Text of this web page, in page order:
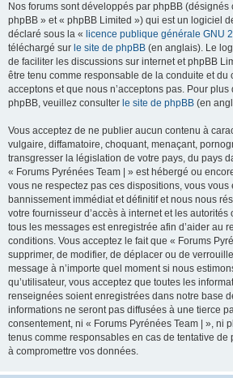
Nos forums sont développés par phpBB (désignés
phpBB » et « phpBB Limited ») qui est un logiciel
déclaré sous la « licence publique générale GNU
téléchargé sur le site de phpBB (en anglais). Le
de faciliter les discussions sur internet et phpBB
être tenu comme responsable de la conduite et du
acceptons et que nous n’acceptons pas. Pour plus
phpBB, veuillez consulter le site de phpBB (en
Vous acceptez de ne publier aucun contenu à
vulgaire, diffamatoire, choquant, menaçant,
transgresser la législation de votre pays, du pays
« Forums Pyrénées Team | » est hébergé ou
vous ne respectez pas ces dispositions, vous vous
bannissement immédiat et définitif et nous nous
votre fournisseur d’accès à internet et les autorités
tous les messages est enregistrée afin d’aider au
conditions. Vous acceptez le fait que « Forums
supprimer, de modifier, de déplacer ou de
message à n’importe quel moment si nous
qu’utilisateur, vous acceptez que toutes les
renseignées soient enregistrées dans notre base
informations ne seront pas diffusées à une tierce
consentement, ni « Forums Pyrénées Team | », ni
tenus comme responsables en cas de tentative
à compromettre vos données.